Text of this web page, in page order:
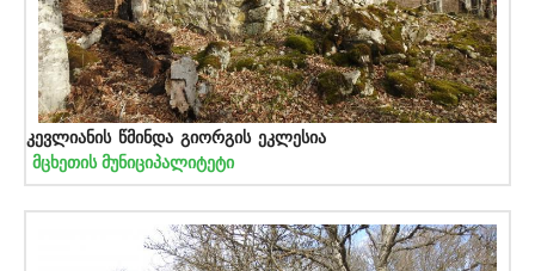
კევლიანის წმინდა გიორგის ეკლესია
მცხეთის მუნიციპალიტეტი